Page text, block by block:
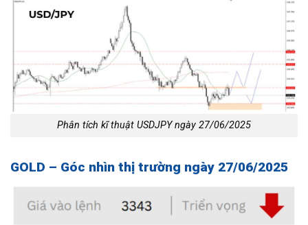
Phân tích kĩ thuật USDJPY ngày 27/06/2025
GOLD – Góc nhìn thị trường ngày 27/06/2025